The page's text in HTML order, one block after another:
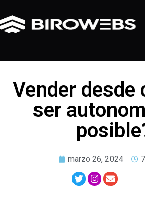
Vender desde
ser
marzo 26, 2024